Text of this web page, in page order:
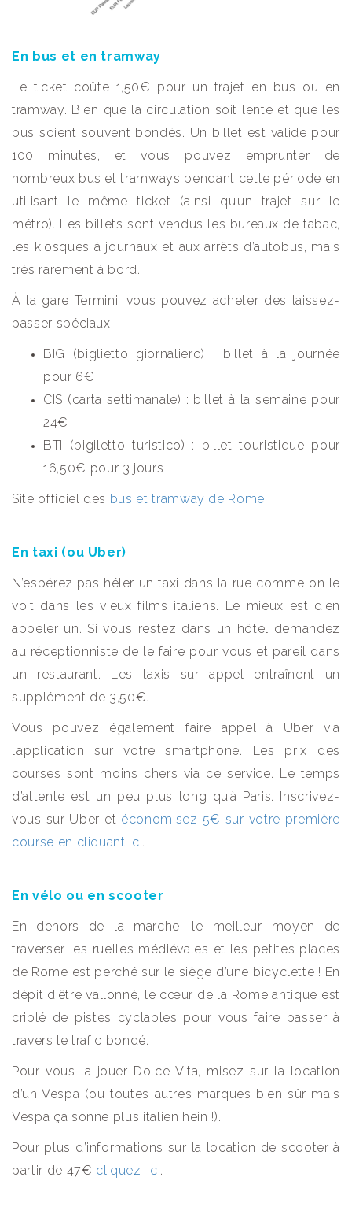
En bus et en tramway
Le ticket coûte 1,50€ pour un trajet en bus ou en
tramway. Bien que la circulation soit lente et que les
bus soient souvent bondés. Un billet est valide pour
100 minutes, et vous pouvez emprunter de
nombreux bus et tramways pendant cette période en
utilisant le même ticket (ainsi qu’un trajet sur le
métro). Les billets sont vendus les bureaux de tabac,
les kiosques à journaux et aux arrêts d’autobus, mais
très rarement à bord.
À la gare Termini, vous pouvez acheter des laissez-
passer spéciaux :
BIG (biglietto giornaliero) : billet à la journée
pour 6€
CIS (carta settimanale) : billet à la semaine pour
24€
BTI (bigiletto turistico) : billet touristique pour
16,50€ pour 3 jours
Site officiel des bus et tramway de Rome.
En taxi (ou Uber)
N’espérez pas héler un taxi dans la rue comme on le
voit dans les vieux films italiens. Le mieux est d’en
appeler un. Si vous restez dans un hôtel demandez
au réceptionniste de le faire pour vous et pareil dans
un restaurant. Les taxis sur appel entraînent un
supplément de 3,50€.
Vous pouvez également faire appel à Uber via
l’application sur votre smartphone. Les prix des
courses sont moins chers via ce service. Le temps
d’attente est un peu plus long qu’à Paris. Inscrivez-
vous sur Uber et économisez 5€ sur votre première
course en cliquant ici.
En vélo ou en scooter
En dehors de la marche, le meilleur moyen de
traverser les ruelles médiévales et les petites places
de Rome est perché sur le siège d’une bicyclette ! En
dépit d’être vallonné, le cœur de la Rome antique est
criblé de pistes cyclables pour vous faire passer à
travers le trafic bondé.
Pour vous la jouer Dolce Vita, misez sur la location
d’un Vespa (ou toutes autres marques bien sûr mais
Vespa ça sonne plus italien hein !).
Pour plus d’informations sur la location de scooter à
partir de 47€ cliquez-ici.